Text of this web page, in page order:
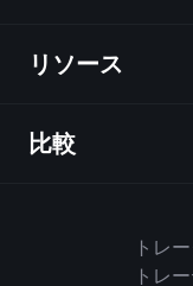
ラーニングハブ
メッセンジャー
外国為替
指数
アフィリエイトプ
企業情報
Playtradeについて
リソース
ヘルプセンター
ハウスルール
比較
トレ
トレ